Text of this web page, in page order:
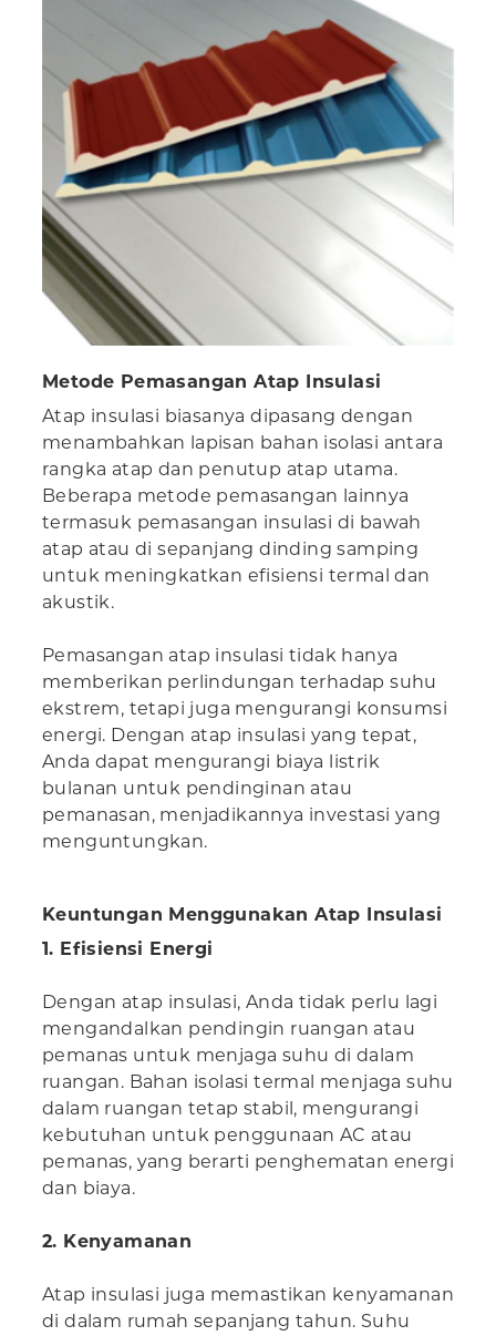
Metode Pemasangan Atap Insulasi
Atap insulasi biasanya dipasang dengan
menambahkan lapisan bahan isolasi antara
rangka atap dan penutup atap utama.
Beberapa metode pemasangan lainnya
termasuk pemasangan insulasi di bawah
atap atau di sepanjang dinding samping
untuk meningkatkan efisiensi termal dan
akustik.
Pemasangan atap insulasi tidak hanya
memberikan perlindungan terhadap suhu
ekstrem, tetapi juga mengurangi konsumsi
energi. Dengan atap insulasi yang tepat,
Anda dapat mengurangi biaya listrik
bulanan untuk pendinginan atau
pemanasan, menjadikannya investasi yang
menguntungkan.
Keuntungan Menggunakan Atap Insulasi
1. Efisiensi Energi
Dengan atap insulasi, Anda tidak perlu lagi
mengandalkan pendingin ruangan atau
pemanas untuk menjaga suhu di dalam
ruangan. Bahan isolasi termal menjaga suhu
dalam ruangan tetap stabil, mengurangi
kebutuhan untuk penggunaan AC atau
pemanas, yang berarti penghematan energi
dan biaya.
2. Kenyamanan
Atap insulasi juga memastikan kenyamanan
di dalam rumah sepanjang tahun. Suhu